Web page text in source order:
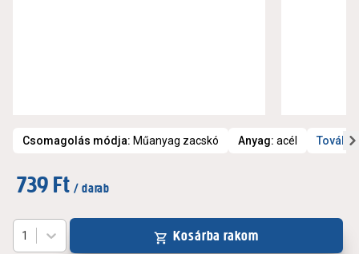
Csomagolás módja: Műanyag zacskó Anyag: acél
739 Ft / darab
1 Kosárba rakom